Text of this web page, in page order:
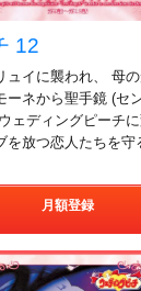
12
ュイに襲われ、 母
ーネから聖手鏡 (セ
ェディングピーチ
を放つ恋人たちを
月額登録